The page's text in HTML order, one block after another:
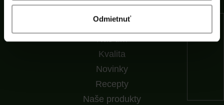
Odmietnuť
Domov
Spoločnosť
Náš tím
Kvalita
Novinky
Recepty
Naše produkty